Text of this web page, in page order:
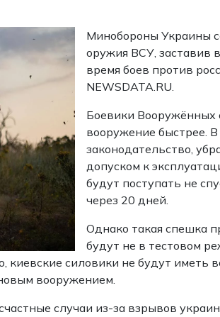
Минобороны Украины
оружия ВСУ, заставив
время боев против
NEWSDATA.RU.
Боевики Вооружённых
вооружение быстрее.
законодательство,
допуском к
будут поступать не
через 20 дней.
Однако такая спешка
будут не в тестовом
киевские силовики не будут
вооружением.
случаи из-за взрывов